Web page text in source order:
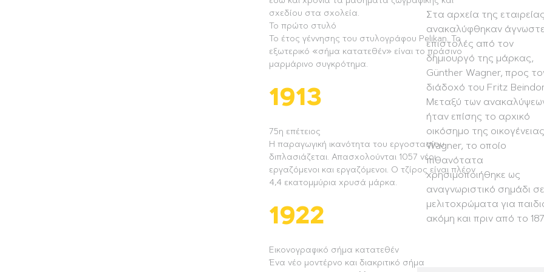
σχεδίου στα σχολεία.
Το πρώτο στυλό
Το έτος γέννησης του στυλογράφου Pelikan. Το
εξωτερικό «σήμα κατατεθέν» είναι το πράσινο
μαρμάρινο συγκρότημα.
1913
75η επέτειος
Η παραγωγική ικανότητα του εργοστασίου
διπλασιάζεται. Απασχολούνται 1057 νέοι
εργαζόμενοι και εργαζόμενοι. Ο τζίρος είναι πλέον
4,4 εκατομμύρια χρυσά μάρκα.
1922
Εικονογραφικό σήμα κατατεθέν
Ένα νέο μοντέρνο και διακριτικό σήμα
Στα αρχεία της εταιρείας
ανακαλύφθηκαν
επιστολές από τον
δημιουργό της μάρκας,
Günther Wagner, προς
διάδοχό του Fritz
Μεταξύ των
ήταν επίσης το αρχικό
οικόσημο της οικογένειας
Wagner, το οποίο
πιθανότατα
χρησιμοποιήθηκε ως
αναγνωριστικό σημάδι σε
μελιτοχρώματα για
ακόμη και πριν από το